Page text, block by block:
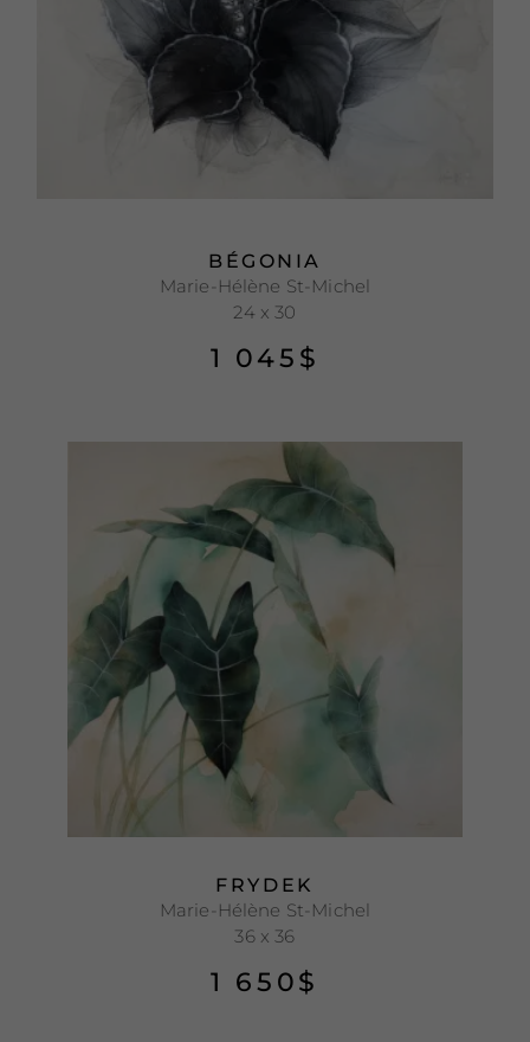
BÉGONIA
Marie-Hélène St-Michel
24 x 30
1 045 $
FRYDEK
Marie-Hélène St-Michel
36 x 36
1 650$